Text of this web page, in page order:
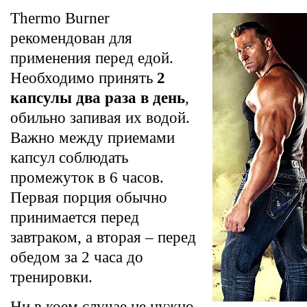
Thermo Burner
рекомендован для
применения перед едой.
Необходимо принять 2
капсулы два раза в день,
обильно запивая их водой.
Важно между приемами
капсул соблюдать
промежуток в 6 часов.
Первая порция обычно
принимается перед
завтраком, а вторая – перед
обедом за 2 часа до
тренировки.